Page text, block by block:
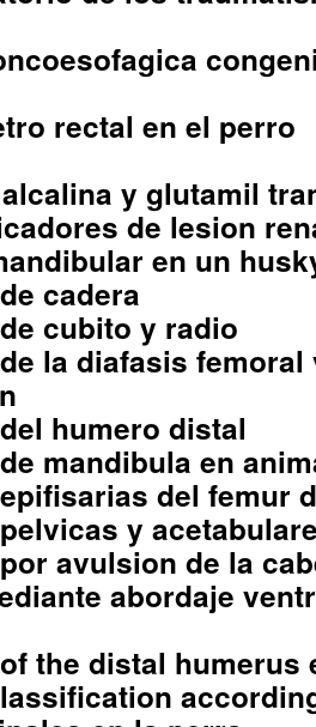
rectal en el perro
y glutamil
de lesion
en un
cadera
cubito y radio
la diafasis
humero distal
mandibula en
del femur
y
avulsion de la
abordaje
the distal humerus